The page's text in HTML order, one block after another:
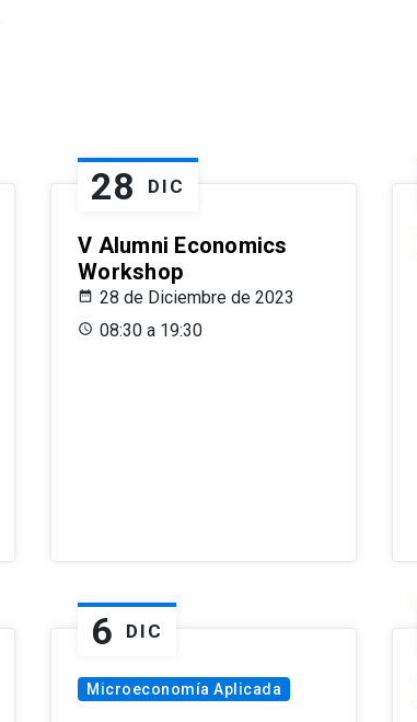
28 DIC
V Alumni Economics
Workshop
28 de Diciembre de 2023
08:30 a 19:30
6 DIC
Microeconomía Aplicada